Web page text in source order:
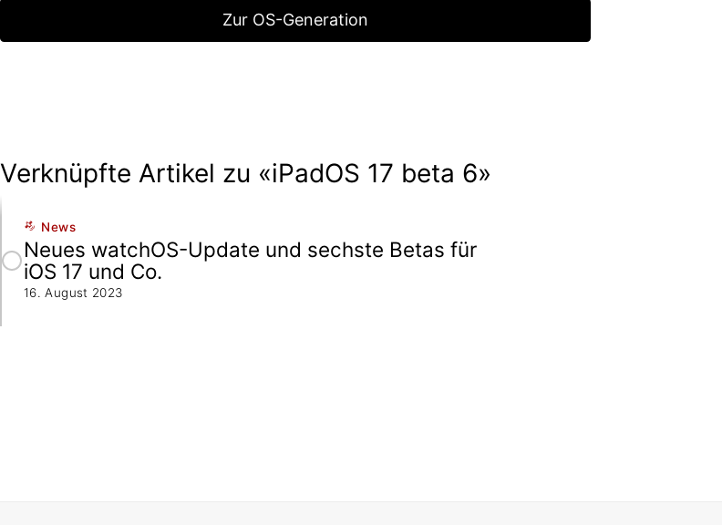
Zur OS-Generation
Verknüpfte Artikel zu «iPadOS 17 beta 6»
News
Neues watchOS-Update und sechste Betas für
iOS 17 und Co.
16. August 2023